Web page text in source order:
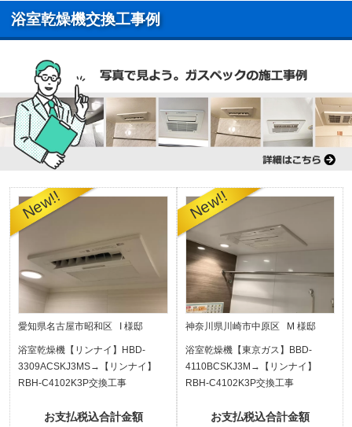
浴室乾燥機交換工事例
愛知県名古屋市昭和区 I 様邸
浴室乾燥機【リンナイ】HBD-
3309ACSKJ3MS→【リンナイ】
RBH-C4102K3P交換工事
お支払税込合計金額
神奈川県川崎市中原区 M 様邸
浴室乾燥機【東京ガス】BBD-
4110BCSKJ3M→【リンナイ】
RBH-C4102K3P交換工事
お支払税込合計金額